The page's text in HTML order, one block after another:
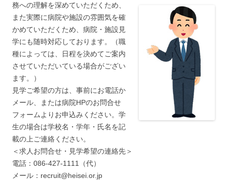
務への理解を深めていただくため、
また実際に病院や施設の雰囲気を確
かめていただくため、病院・施設見
学にも随時対応しております。（職
種によっては、日程を決めてご案内
させていただいている場合がござい
ます。）
見学ご希望の方は、事前にお電話か
メール、または病院HPのお問合せ
フォームよりお申込みください。学
生の場合は学校名・学年・氏名を記
載の上ご連絡ください。
＜求人お問合せ・見学希望の連絡先＞
電話：086-427-1111（代）
メール：recruit@heisei.or.jp